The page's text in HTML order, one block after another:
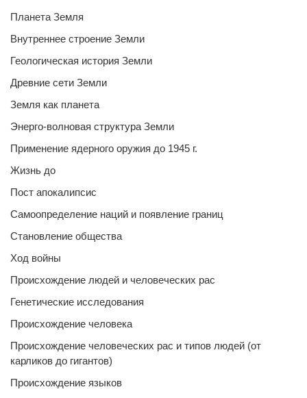
Планета Земля
Внутреннее строение Земли
Геологическая история Земли
Древние сети Земли
Земля как планета
Энерго-волновая структура Земли
Применение ядерного оружия до 1945 г.
Жизнь до
Пост апокалипсис
Самоопределение наций и появление границ
Становление общества
Ход войны
Происхождение людей и человеческих рас
Генетические исследования
Происхождение человека
Происхождение человеческих рас и типов людей (от
карликов до гигантов)
Происхождение языков